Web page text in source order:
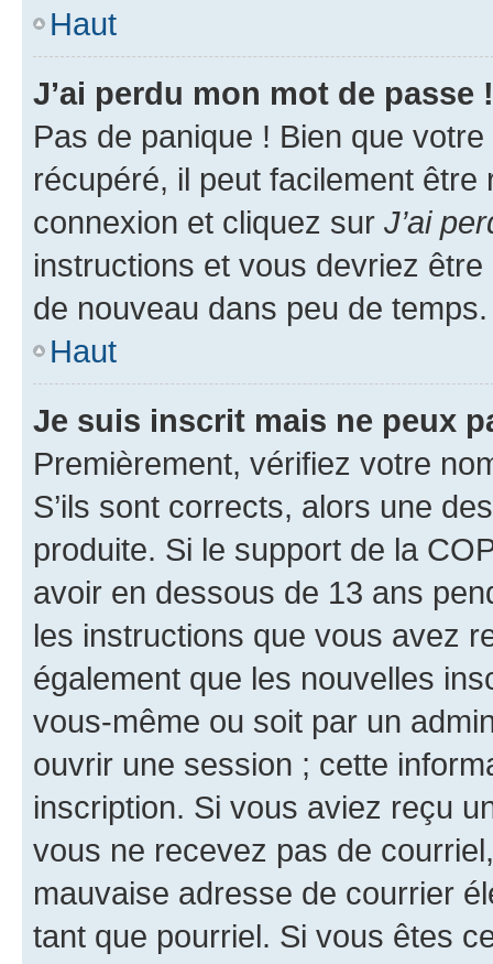
Haut
J’ai perdu mon mot de passe !
Pas de panique ! Bien que
récupéré, il peut facilement
connexion et cliquez sur J’ai
instructions et vous devriez
de nouveau dans peu de temps.
Haut
Je suis inscrit mais ne peux
Premièrement, vérifiez votre
S’ils sont corrects, alors une
produite. Si le support de la
avoir en dessous de 13 ans
les instructions que vous avez
également que les nouvelles
vous-même ou soit par un
ouvrir une session ; cette
inscription. Si vous aviez reçu
vous ne recevez pas de
mauvaise adresse de courrier
tant que pourriel. Si vous êtes